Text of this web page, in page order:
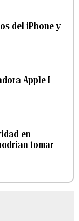
del iPhone y
Apple I
en
tomar